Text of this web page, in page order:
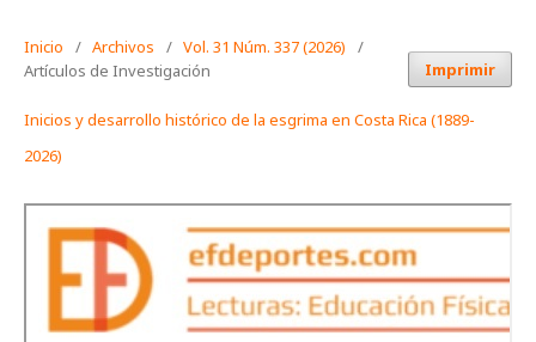
Inicio / Archivos / Vol. 31 Núm. 337 (2026)
/
Artículos de Investigación
Imprimir
Inicios y desarrollo histórico de la esgrima en Costa Rica (1889-
2026)